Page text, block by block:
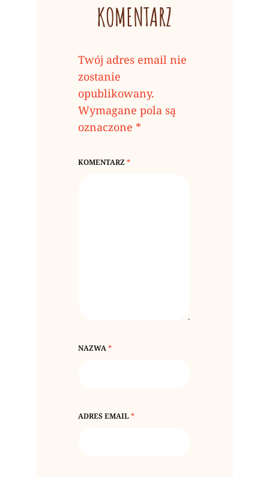
KOMENTARZ
Twój adres email nie
zostanie
opublikowany.
Wymagane pola są
oznaczone *
KOMENTARZ*
NAZWA*
ADRES EMAIL*